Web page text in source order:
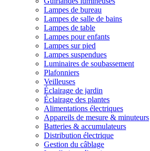
Lampes de bureau
Lampes de salle de bains
Lampes de table
Lampes pour enfants
Lampes sur pied
Lampes suspendues
Luminaires de soubassement
Plafonniers
Veilleuses
Éclairage de jardin
Éclairage des plantes
Alimentations électriques
Appareils de mesure & minuteurs
Batteries & accumulateurs
Distribution électrique
Gestion du câblage